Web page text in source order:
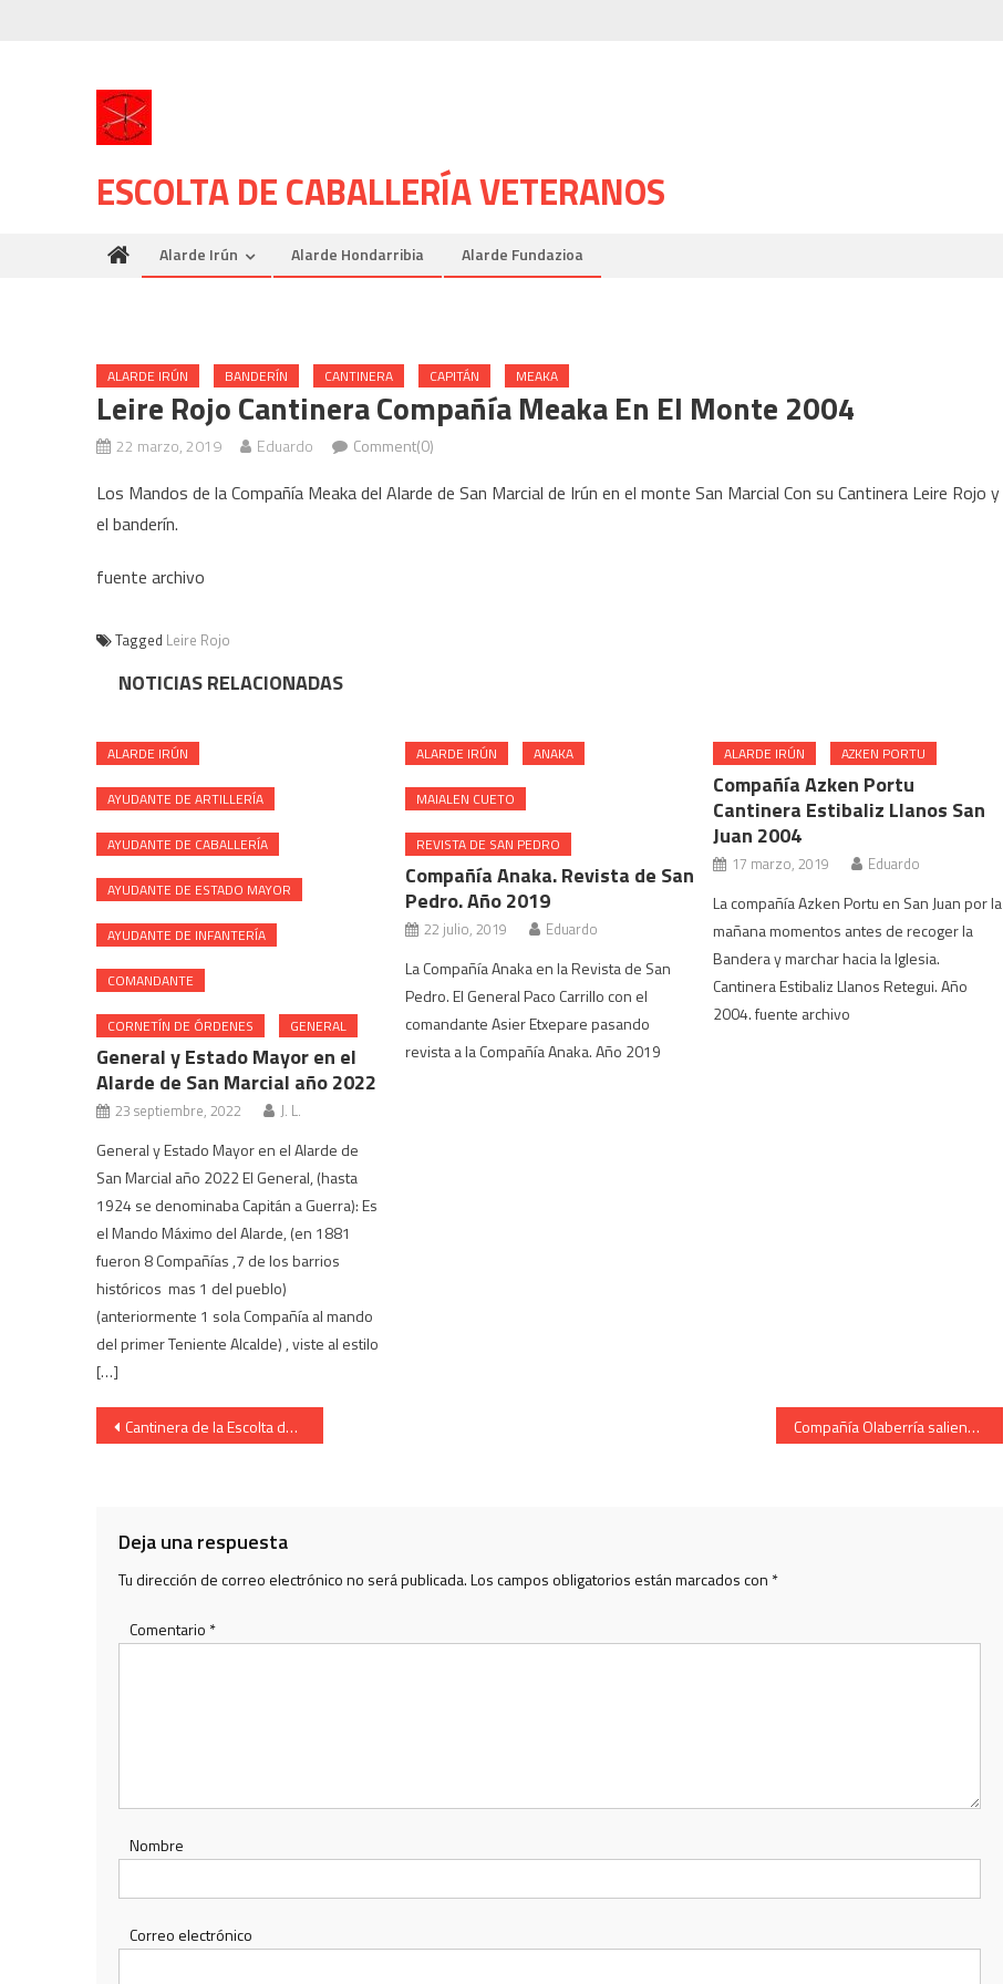
ESCOLTA DE CABALLERÍA VETERANOS
Alarde Irún Alarde Hondarribia Alarde Fundazioa
ALARDE IRÚN BANDERÍN CANTINERA CAPITÁN MEAKA
Leire Rojo Cantinera Compañía Meaka En El Monte 2004
22 marzo, 2019 Eduardo Comment(0)
Los Mandos de la Compañía Meaka del Alarde de San Marcial de Irún en el monte San Marcial Con su Cantinera Leire Rojo y
el banderín.
fuente archivo
Tagged Leire Rojo
NOTICIAS RELACIONADAS
ALARDE IRÚN
AYUDANTE DE ARTILLERÍA
AYUDANTE DE CABALLERÍA
AYUDANTE DE ESTADO MAYOR
AYUDANTE DE INFANTERÍA
COMANDANTE
CORNETÍN DE ÓRDENES GENERAL
General y Estado Mayor en el
Alarde de San Marcial año 2022
23 septiembre, 2022 J. L.
General y Estado Mayor en el Alarde de
San Marcial año 2022 El General, (hasta
1924 se denominaba Capitán a Guerra): Es
el Mando Máximo del Alarde, (en 1881
fueron 8 Compañías ,7 de los barrios
históricos mas 1 del pueblo)
(anteriormente 1 sola Compañía al mando
del primer Teniente Alcalde) , viste al estilo
[…]
ALARDE IRÚN ANAKA
MAIALEN CUETO
REVISTA DE SAN PEDRO
Compañía Anaka. Revista de San
Pedro. Año 2019
22 julio, 2019 Eduardo
La Compañía Anaka en la Revista de San
Pedro. El General Paco Carrillo con el
comandante Asier Etxepare pasando
revista a la Compañía Anaka. Año 2019
ALARDE IRÚN AZKEN PORTU
Compañía Azken Portu
Cantinera Estibaliz Llanos San
Juan 2004
17 marzo, 2019 Eduardo
La compañía Azken Portu en San Juan por la
mañana momentos antes de recoger la
Bandera y marchar hacia la Iglesia.
Cantinera Estibaliz Llanos Retegui. Año
2004. fuente archivo
Navegación
Cantinera de la Escolta de Caballería – Juncal Garayalde Larruquert Compañía Olaberría saliendo de San Juan Cantinera Cristina Martiarena 2004
Deja una respuesta
Tu dirección de correo electrónico no será publicada.Los campos obligatorios están marcados con *
Comentario *
Nombre
Correo electrónico